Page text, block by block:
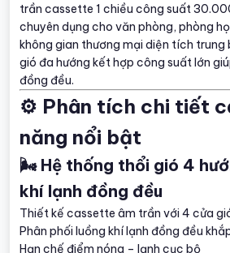
trần cassette 1 chiều công suất
chuyên dụng cho văn phòng, phòng
không gian thương mại diện tích trung
gió đa hướng kết hợp công suất lớn
đồng đều.
⚙️ Phân tích chi tiết
năng nổi bật
🌬️ Hệ thống thổi gió 4
khí lạnh đồng đều
Thiết kế cassette âm trần với 4 cửa
Phân phối luồng khí lạnh đồng đều
Hạn chế điểm nóng – lạnh cục bộ